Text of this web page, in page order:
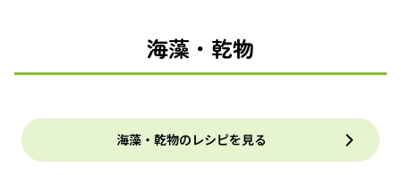
海藻・乾物
海藻・乾物のレシピを見る